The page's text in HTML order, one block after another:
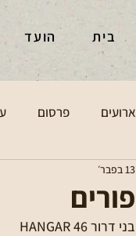
בית הועד
ארועים פרסום
פורים
13 בפבר׳
HANGAR 46 בני דרור